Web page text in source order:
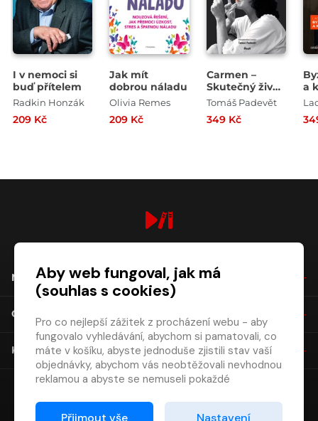
I v nemoci si
buď přítelem
Radkin Honzák
209 Kč
Jak mít
dobrou náladu
Olivia Remes
209 Kč
Carmen –
Skutečný život
Hany
Tomáš Padevět
349 Kč
a
NÁKUP
O SPOLEČNOSTI
KONTAKT
Aby web fungoval, jak má
(souhlas s cookies)
Pro co nejlepší zážitek z procházení webu - aby
fungovalo vyhledávání, abychom si pamatovali, co
máte v košíku, abyste jednoduše zjistili stav vaší
objednávky, abychom vás neobtěžovali nevhodnou
reklamou a abyste se nemuseli pokaždé
Proto od vás potřebujeme souhlas se
Přijmout vše Nastavení